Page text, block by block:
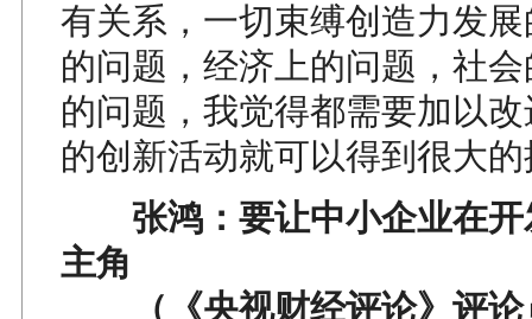
有关系，一切束缚创造力发
的问题，经济上的问题，社
的问题，我觉得都需要加以
的创新活动就可以得到很大
张鸿：要让中小企业在开
主角
（《央视财经评论》评论